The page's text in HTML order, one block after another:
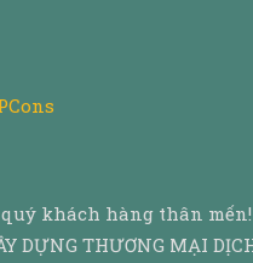
khách hàng thân mến!
DỰNG THƯƠNG MẠI